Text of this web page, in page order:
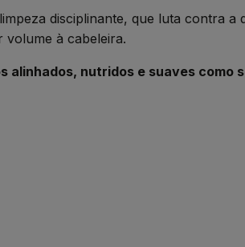
disciplinante, que luta contra a
à cabeleira.
alinhados, nutridos e suaves como